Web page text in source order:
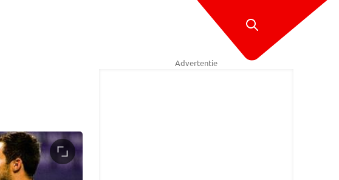
Advertentie